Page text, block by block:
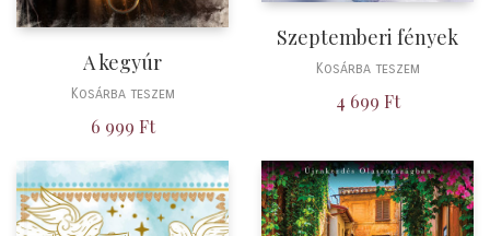
A kegyúr
Kosárba teszem
6 999 Ft
Szeptemberi fények
Kosárba teszem
4 699 Ft